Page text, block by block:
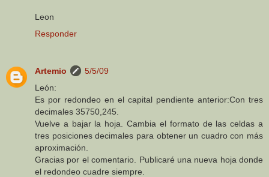
Leon
Responder
Artemio
5/5/09
León:
Es por redondeo en el capital pendiente anterior:Con tres
decimales 35750,245.
Vuelve a bajar la hoja. Cambia el formato de las celdas a
tres posiciones decimales para obtener un cuadro con más
aproximación.
Gracias por el comentario. Publicaré una nueva hoja donde
el redondeo cuadre siempre.